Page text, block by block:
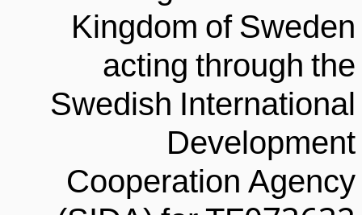
Kingdom of
acting through
Swedish
Cooperation